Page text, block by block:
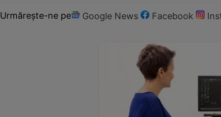
Urmărește-ne pe Google News Facebook